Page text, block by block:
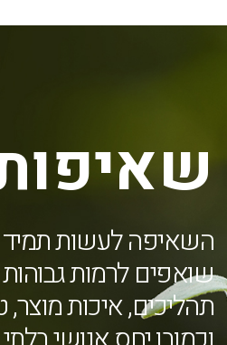
השאיפה לעשות תמיד
שואפים לרמות
תהליכים, איכות מוצר,